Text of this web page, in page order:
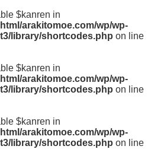
$kanren in
arakitomoe.com/wp/wp-
library/shortcodes.php on line
$kanren in
arakitomoe.com/wp/wp-
library/shortcodes.php on line
$kanren in
arakitomoe.com/wp/wp-
library/shortcodes.php on line